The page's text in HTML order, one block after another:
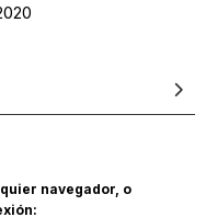
navegador, o